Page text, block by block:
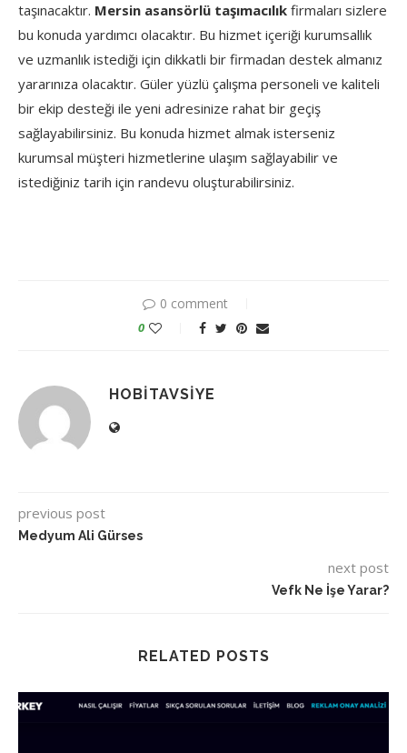
taşınacaktır. Mersin asansörlü taşımacılık firmaları sizlere
bu konuda yardımcı olacaktır. Bu hizmet içeriği kurumsallık
ve uzmanlık istediği için dikkatli bir firmadan destek almanız
yararınıza olacaktır. Güler yüzlü çalışma personeli ve kaliteli
bir ekip desteği ile yeni adresinize rahat bir geçiş
sağlayabilirsiniz. Bu konuda hizmet almak isterseniz
kurumsal müşteri hizmetlerine ulaşım sağlayabilir ve
istediğiniz tarih için randevu oluşturabilirsiniz.
0 comment
0
HOBITAVSIYE
previous post
Medyum Ali Gürses
next post
Vefk Ne İşe Yarar?
RELATED POSTS